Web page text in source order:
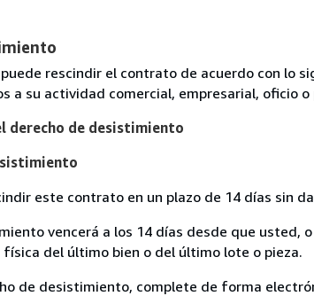
puede rescindir el contrato de acuerdo con lo
a su actividad comercial, empresarial, oficio
derecho de desistimiento
este contrato en un plazo de 14 días sin
vencerá a los 14 días desde que
física del último bien o del último lote o pieza.
de desistimiento, complete de forma